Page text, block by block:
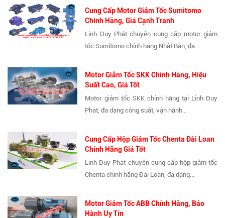
Cung Cấp Motor Giảm Tốc Sumitomo
Chính Hãng, Giá Cạnh Tranh
Linh Duy Phát chuyên cung cấp motor giảm
tốc Sumitomo chính hãng Nhật Bản, đa...
Motor Giảm Tốc SKK Chính Hãng, Hiệu
Suất Cao, Giá Tốt
Motor giảm tốc SKK chính hãng tại Linh Duy
Phát, đa dạng công suất, vận hành...
Cung Cấp Hộp Giảm Tốc Chenta Đài Loan
Chính Hãng Giá Tốt
Linh Duy Phát chuyên cung cấp hộp giảm tốc
Chenta chính hãng Đài Loan, đa dạng...
Motor Giảm Tốc ABB Chính Hãng, Bảo
Hành Uy Tín